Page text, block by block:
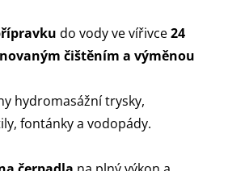
do vody ve vířivce24
čištěním a výměnou
hydromasážní trysky,
fontánky a vodopády.